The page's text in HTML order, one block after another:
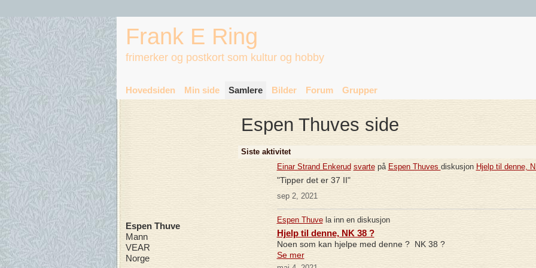
Frank E Ring
frimerker og postkort som kultur og hobby
Hovedsiden Min side Samlere Bilder Forum Grupper
Espen Thuve
Mann
VEAR
Norge
Espen Thuves side
Siste aktivitet
Einar Strand Enkerud svartepå Espen Thuves diskusjon Hjelp til denne,
"Tipper det er 37 II"
sep 2, 2021
Espen Thuvela inn en diskusjon
Hjelp til denne, NK 38 ?
Noen som kan hjelpe med denne ? NK 38 ?
Se mer